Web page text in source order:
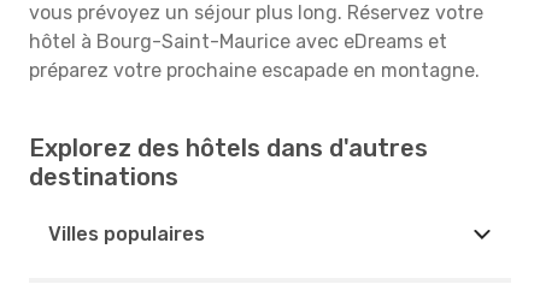
vous prévoyez un séjour plus long. Réservez votre
hôtel à Bourg-Saint-Maurice avec eDreams et
préparez votre prochaine escapade en montagne.
Explorez des hôtels dans d'autres
destinations
Villes populaires